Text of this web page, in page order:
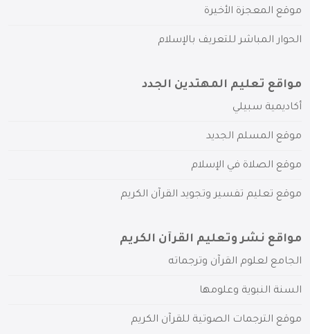
موقع المعجزة الأخيرة
الحوار المباشر للتعريف بالإسلام
مواقع تعليم المهتدين الجدد
أكاديمية سبيلي
موقع المسلم الجديد
موقع الصلاة في الإسلام
موقع تعليم تفسير وتجويد القرآن الكريم
مواقع نشر وتعليم القرآن الكريم
الجامع لعلوم القرآن وترجماته
السنة النبوية وعلومها
موقع الترجمات الصوتية للقرآن الكريم